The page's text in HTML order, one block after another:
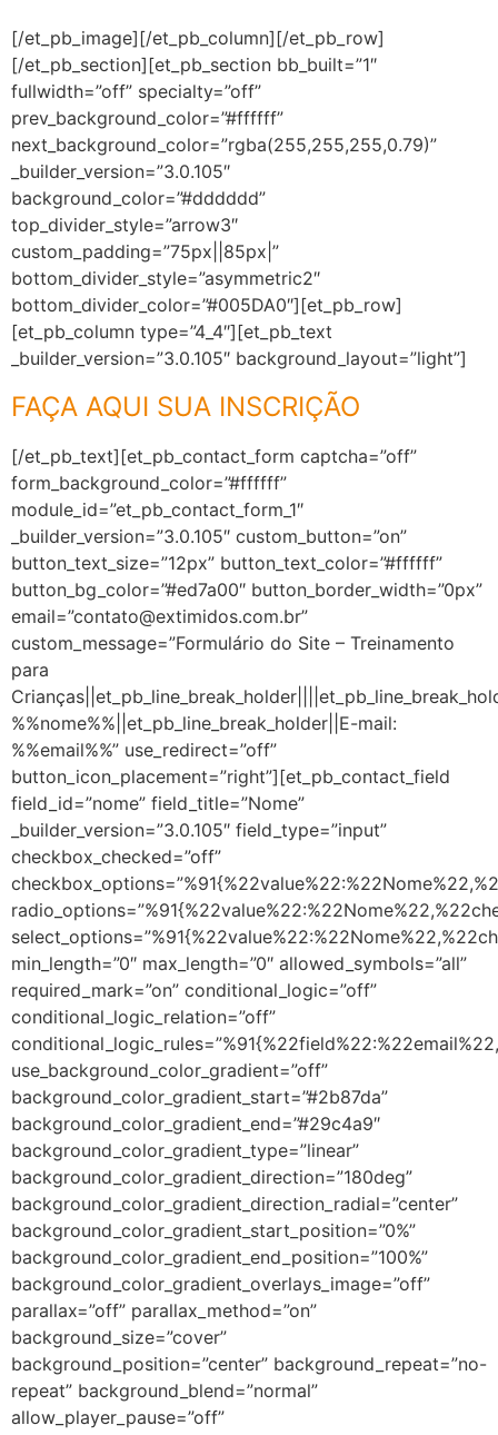
[/et_pb_image][/et_pb_column][/et_pb_row]
[/et_pb_section][et_pb_section bb_built=”1″
fullwidth=”off” specialty=”off”
prev_background_color=”#ffffff”
next_background_color=”rgba(255,255,255,0.79)”
_builder_version=”3.0.105″
background_color=”#dddddd”
top_divider_style=”arrow3″
custom_padding=”75px||85px|”
bottom_divider_style=”asymmetric2″
bottom_divider_color=”#005DA0″][et_pb_row]
[et_pb_column type=”4_4″][et_pb_text
_builder_version=”3.0.105″ background_layout=”light”]
FAÇA AQUI SUA INSCRIÇÃO
[/et_pb_text][et_pb_contact_form captcha=”off”
form_background_color=”#ffffff”
module_id=”et_pb_contact_form_1″
_builder_version=”3.0.105″ custom_button=”on”
button_text_size=”12px” button_text_color=”#ffffff”
button_bg_color=”#ed7a00″ button_border_width=”0px”
email=”contato@extimidos.com.br”
custom_message=”Formulário do Site – Treinamento
para
%%nome%%||et_pb_line_break_holder||E-mail:
%%email%%” use_redirect=”off”
button_icon_placement=”right”][et_pb_contact_field
field_id=”nome” field_title=”Nome”
_builder_version=”3.0.105″ field_type=”input”
checkbox_checked=”off”
min_length=”0″ max_length=”0″ allowed_symbols=”all”
required_mark=”on” conditional_logic=”off”
conditional_logic_relation=”off”
use_background_color_gradient=”off”
background_color_gradient_start=”#2b87da”
background_color_gradient_end=”#29c4a9″
background_color_gradient_type=”linear”
background_color_gradient_direction=”180deg”
background_color_gradient_direction_radial=”center”
background_color_gradient_start_position=”0%”
background_color_gradient_end_position=”100%”
background_color_gradient_overlays_image=”off”
parallax=”off” parallax_method=”on”
background_size=”cover”
background_position=”center” background_repeat=”no-
repeat” background_blend=”normal”
allow_player_pause=”off”